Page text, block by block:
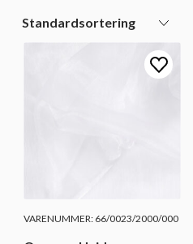
VARENUMMER: 66/0023/2000/000